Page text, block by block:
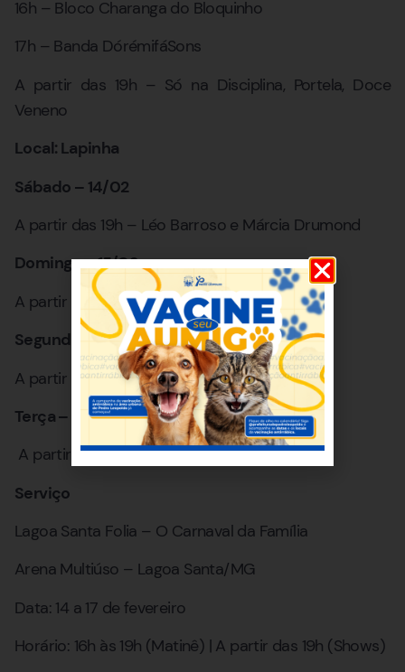
16h – Bloco Charanga do Bloquinho
17h – Banda DórémifáSons
A partir das 19h – Só na Disciplina, Portela, Doce
Veneno
Local: Lapinha
Sábado – 14/02
A partir das 19h – Léo Barroso e Márcia Drumond
Domingo – 15/02
A partir das 19h – Sunga de Pano
Segunda – 16/02
A partir das 19h – Doce Veneno
Terça – 17/02
A partir das 19h – Só na Disciplina
Serviço
Lagoa Santa Folia – O Carnaval da Família
Arena Multiúso – Lagoa Santa/MG
Data: 14 a 17 de fevereiro
Horário: 16h às 19h (Matinê) | A partir das 19h (Shows)